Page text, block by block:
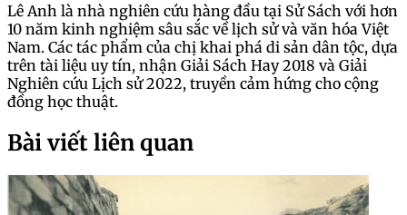
Lê Anh là nhà nghiên cứu hàng đầu tại Sử Sách với hơn
10 năm kinh nghiệm sâu sắc về lịch sử và văn hóa Việt
Nam. Các tác phẩm của chị khai phá di sản dân tộc, dựa
trên tài liệu uy tín, nhận Giải Sách Hay 2018 và Giải
Nghiên cứu Lịch sử 2022, truyền cảm hứng cho cộng
đồng học thuật.
Bài viết liên quan